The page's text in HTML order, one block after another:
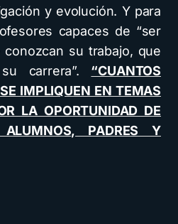
y evolución. Y para
capaces de “ser
su trabajo, que
carrera”. “CUANTOS
IMPLIQUEN EN TEMAS
LA OPORTUNIDAD DE
ALUMNOS, PADRES Y